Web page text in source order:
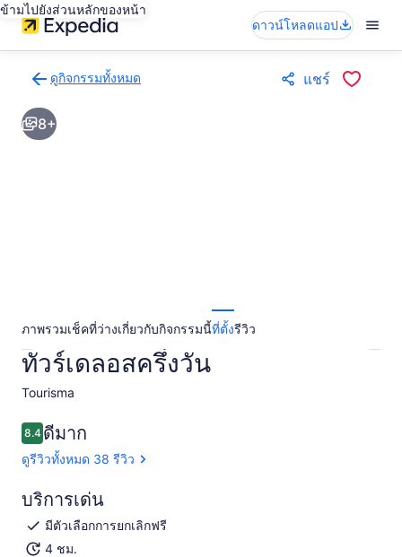
ข้ามไปยังส่วนหลักของหน้า
ดาวน์โหลดแอป
ดูกิจกรรมทั้งหมด
ไป
ยัง
หน้า
แชร์
8+
ภาพรวมเช็คที่ว่างเกี่ยวกับกิจกรรมนี้ที่ตั้งรีวิว
ทัวร์เดลอสครึ่งวัน
Tourisma​
8.48.4 จาก 10
ดีมาก
ดูรีวิวทั้งหมด 38 รีวิว
บริการเด่น
มีตัวเลือกการยกเลิกฟรี
4 ชม.